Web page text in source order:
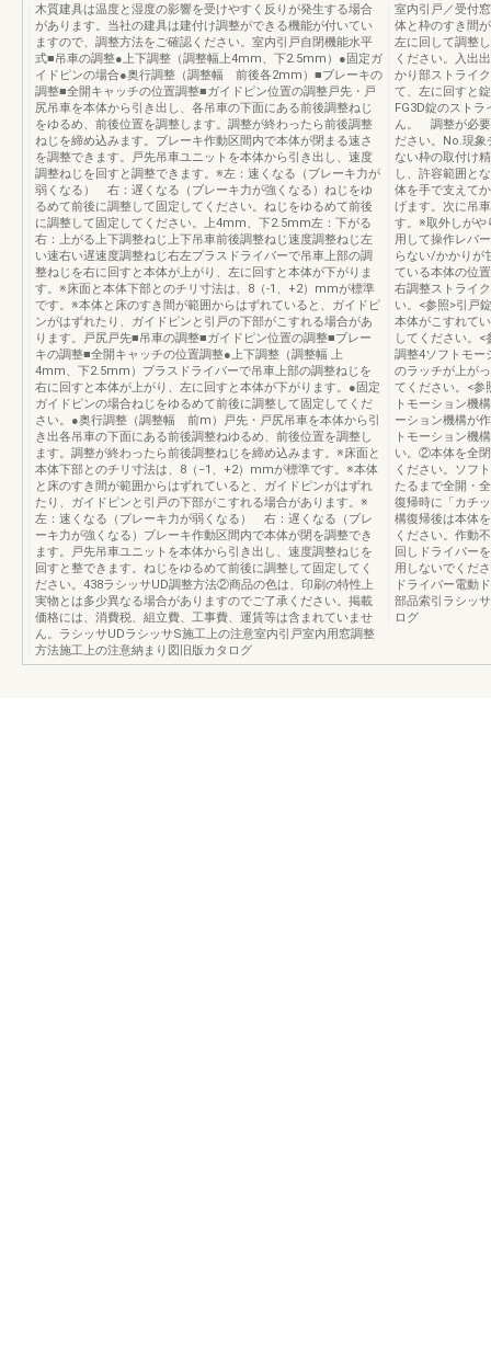
木質建具は温度と湿度の影響を受けやすく反りが発生する場合
があります。当社の建具は建付け調整ができる機能が付いてい
ますので、調整方法をご確認ください。室内引戸自閉機能水平
式■吊車の調整●上下調整（調整幅上4mm、下2.5mm）●固定ガ
イドピンの場合●奥行調整（調整幅 前後各2mm）■ブレーキの
調整■全開キャッチの位置調整■ガイドピン位置の調整戸先・戸
尻吊車を本体から引き出し、各吊車の下面にある前後調整ねじ
をゆるめ、前後位置を調整します。調整が終わったら前後調整
ねじを締め込みます。ブレーキ作動区間内で本体が閉まる速さ
を調整できます。戸先吊車ユニットを本体から引き出し、速度
調整ねじを回すと調整できます。※左：速くなる（ブレーキ力が
弱くなる） 右：遅くなる（ブレーキ力が強くなる）ねじをゆ
るめて前後に調整して固定してください。ねじをゆるめて前後
に調整して固定してください。上4mm、下2.5mm左：下がる
右：上がる上下調整ねじ上下吊車前後調整ねじ速度調整ねじ左
い速右い遅速度調整ねじ右左プラスドライバーで吊車上部の調
整ねじを右に回すと本体が上がり、左に回すと本体が下がりま
す。※床面と本体下部とのチリ寸法は、8（-1、+2）mmが標準
です。※本体と床のすき間が範囲からはずれていると、ガイドピ
ンがはずれたり、ガイドピンと引戸の下部がこすれる場合があ
ります。戸尻戸先■吊車の調整■ガイドピン位置の調整■ブレー
キの調整■全開キャッチの位置調整●上下調整（調整幅 上
4mm、下2.5mm）プラスドライバーで吊車上部の調整ねじを
右に回すと本体が上がり、左に回すと本体が下がります。●固定
ガイドピンの場合ねじをゆるめて前後に調整して固定してくだ
さい。●奥行調整（調整幅 前m）戸先・戸尻吊車を本体から引
き出各吊車の下面にある前後調整ねゆるめ、前後位置を調整し
ます。調整が終わったら前後調整ねじを締め込みます。※床面と
本体下部とのチリ寸法は、8（−1、+2）mmが標準です。※本体
と床のすき間が範囲からはずれていると、ガイドピンがはずれ
たり、ガイドピンと引戸の下部がこすれる場合があります。※
左：速くなる（ブレーキ力が弱くなる） 右：遅くなる（ブレ
ーキ力が強くなる）ブレーキ作動区間内で本体が閉を調整でき
ます。戸先吊車ユニットを本体から引き出し、速度調整ねじを
回すと整できます。ねじをゆるめて前後に調整して固定してく
ださい。438ラシッサUD調整方法②商品の色は、印刷の特性上
実物とは多少異なる場合がありますのでご了承ください。掲載
価格には、消費税、組立費、工事費、運賃等は含まれていませ
ん。ラシッサUDラシッサS施工上の注意室内引戸室内用窓調整
方法施工上の注意納まり図旧版カタログ
室内引戸／受付
体と枠のすき間
左に回して調整
ください。入出
かり部ストライ
て、左に回すと
FG3D錠のスト
ん。 調整が必要
ださい。No.現象
ない枠の取付け
し、許容範囲と
体を手で支えて
げます。次に吊
す。※取外しがや
用して操作レバ
らない/かかりが
ている本体の位
右調整ストライ
い。<参照>引戸
本体がこすれて
してください。
調整4ソフトモー
のラッチが上が
てください。<参
トモーション機
ーション機構が
トモーション機
い。②本体を全
ください。ソフ
たるまで全開・
復帰時に「カチ
構復帰後は本体
ください。作動
回しドライバー
用しないでくだ
ドライバー電動
部品索引ラシッ
ログ